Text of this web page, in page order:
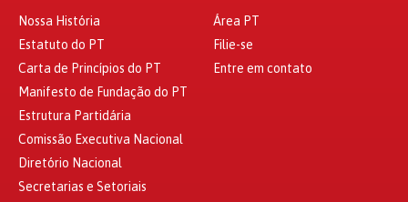
Nossa História
Estatuto do PT
Carta de Princípios do PT
Manifesto de Fundação do PT
Estrutura Partidária
Comissão Executiva Nacional
Diretório Nacional
Secretarias e Setoriais
Área PT
Filie-se
Entre em contato